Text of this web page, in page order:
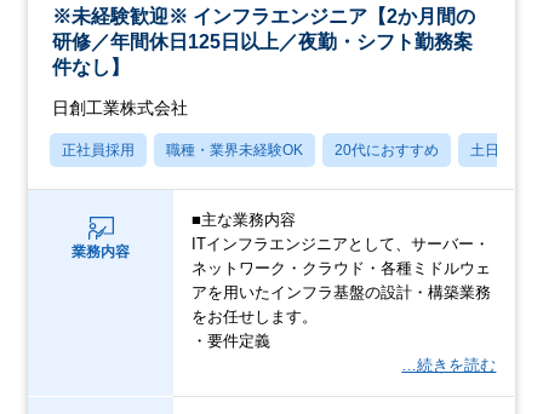
※未経験歓迎※ インフラエンジニア【2か月間の
研修／年間休日125日以上／夜勤・シフト勤務案
件なし】
日創工業株式会社
正社員採用 職種・業界未経験OK 20代におすすめ 土日祝休み
業務内容
■主な業務内容
ITインフラエンジニアとして、サーバー・
ネットワーク・クラウド・各種ミドルウェ
アを用いたインフラ基盤の設計・構築業務
をお任せします。
・要件定義
…続きを読む